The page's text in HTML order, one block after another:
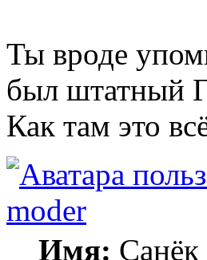
Ты вроде
был штатный
Как там это
moder
Имя: Санёк